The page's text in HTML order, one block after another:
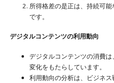
所得格差の是正は、持続可
です。
デジタルコンテンツの利用動向
デジタルコンテンツの消費
変化をもたらしています。
利用動向の分析は、ビジネ